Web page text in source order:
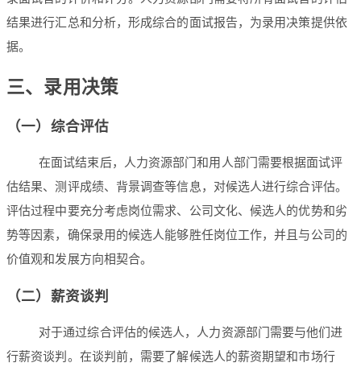
结果进行汇总和分析，形成综合的面试报告，为录用决策提供依
据。
三、录用决策
（一）综合评估
在面试结束后，人力资源部门和用人部门需要根据面试评
估结果、测评成绩、背景调查等信息，对候选人进行综合评估。
评估过程中要充分考虑岗位需求、公司文化、候选人的优势和劣
势等因素，确保录用的候选人能够胜任岗位工作，并且与公司的
价值观和发展方向相契合。
（二）薪资谈判
对于通过综合评估的候选人，人力资源部门需要与他们进
行薪资谈判。在谈判前，需要了解候选人的薪资期望和市场行